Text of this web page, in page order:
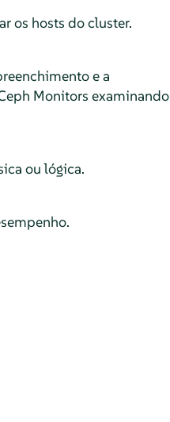
os hosts do cluster.
e a
Monitors examinando
ou lógica.